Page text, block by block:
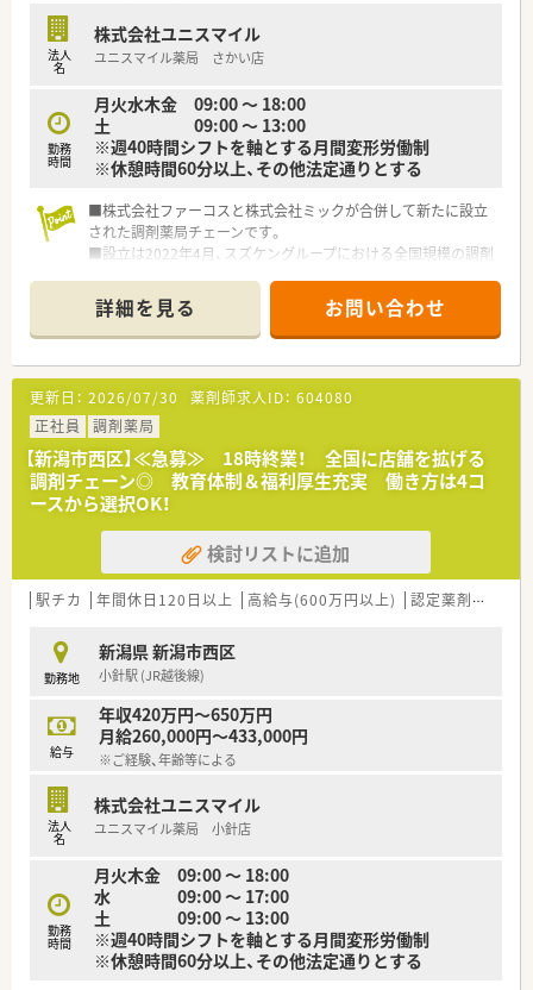
法人
名
株式会社ユニスマイル
ユニスマイル薬局 さかい店
勤務
時間
月火水木金 09:00 ～ 18:00
土 09:00 ～ 13:00
※週40時間シフトを軸とする月間変形労働制
※休憩時間60分以上、その他法定通りとする
■株式会社ファーコスと株式会社ミックが合併して新たに設立
された調剤薬局チェーンです。
■設立は2022年4月、スズケングループにおける全国規模の調剤
■2社が培ってきたノウハウと企業の良さを融合し、より安定し
た経営基盤から、成長スピードを加速させていきます。
■コーポレートメッセージは「あなたに今、わたしができるこ
と」。
■正社員には全国・広域・都道府県限定・自宅通勤の4コースを用
意。
■全国・広域・都道府県限定コースの方には充実の住宅補助制度
が適用されます。
■住居は法人契約なので初期費用時の自己負担はほとんどあり
ません。
■産育休からの復帰率は95%以上！時短勤務はお子様が小学3年
生終了時まで。
■年間休日は120日以上で様々な休暇制度の用意あり。
■最新機器の導入やメディカルリスクコントローラー制度を導
入し、調剤過誤防止に向けた取り組みにも積極的です。
境です。
■家族やプライベートを大事にしながら働きたい方、キャリアを
磨きたい方皆様にお勧めです。
詳細を見る お問い合わせ
更新日： 2026/07/30 薬剤師求人ID： 604080
正社員
調剤薬局
【新潟市西区】≪急募≫ 18時終業！ 全国に店舗を拡げる
調剤チェーン◎ 教育体制＆福利厚生充実 働き方は4コ
ースから選択OK！
検討リストに追加
駅チカ 年間休日120日以上 高給与(600万円以上) 認定薬剤師取得支援あり
勤務地
新潟県 新潟市西区
小針駅 (JR越後線)
給与
年収420万円～650万円
月給260,000円～433,000円
※ご経験、年齢等による
法人
名
株式会社ユニスマイル
ユニスマイル薬局 小針店
勤務
時間
月火木金 09:00 ～ 18:00
水 09:00 ～ 17:00
土 09:00 ～ 13:00
※週40時間シフトを軸とする月間変形労働制
※休憩時間60分以上、その他法定通りとする